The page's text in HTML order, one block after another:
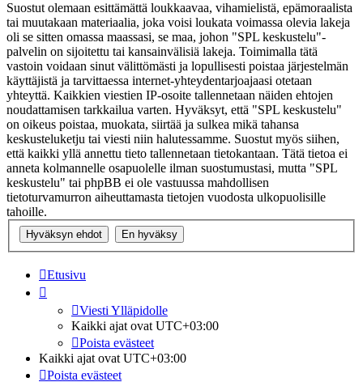
Suostut olemaan esittämättä loukkaavaa, vihamielistä, epämoraalista
tai muutakaan materiaalia, joka voisi loukata voimassa olevia lakeja
oli se sitten omassa maassasi, se maa, johon "SPL keskustelu"-
palvelin on sijoitettu tai kansainvälisiä lakeja. Toimimalla tätä
vastoin voidaan sinut välittömästi ja lopullisesti poistaa järjestelmän
käyttäjistä ja tarvittaessa internet-yhteydentarjoajaasi otetaan
yhteyttä. Kaikkien viestien IP-osoite tallennetaan näiden ehtojen
noudattamisen tarkkailua varten. Hyväksyt, että "SPL keskustelu"
on oikeus poistaa, muokata, siirtää ja sulkea mikä tahansa
keskusteluketju tai viesti niin halutessamme. Suostut myös siihen,
että kaikki yllä annettu tieto tallennetaan tietokantaan. Tätä tietoa ei
anneta kolmannelle osapuolelle ilman suostumustasi, mutta "SPL
keskustelu" tai phpBB ei ole vastuussa mahdollisen
tietoturvamurron aiheuttamasta tietojen vuodosta ulkopuolisille
tahoille.
Etusivu
Viesti Ylläpidolle
Kaikki ajat ovat UTC+03:00
Poista evästeet
Kaikki ajat ovat UTC+03:00
Poista evästeet